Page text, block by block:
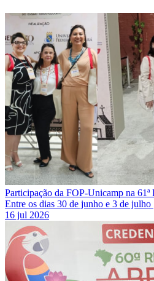
Participação da FOP-Unicamp na
Entre os dias 30 de junho e 3 de
16 jul 2026